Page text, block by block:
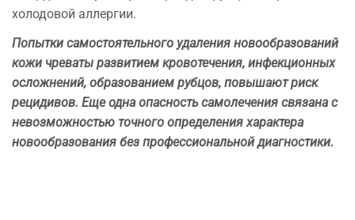
холодовой аллергии.
Попытки самостоятельного удаления новообразований
кожи чреваты развитием кровотечения, инфекционных
осложнений, образованием рубцов, повышают риск
рецидивов. Еще одна опасность самолечения связана с
невозможностью точного определения характера
новообразования без профессиональной диагностики.